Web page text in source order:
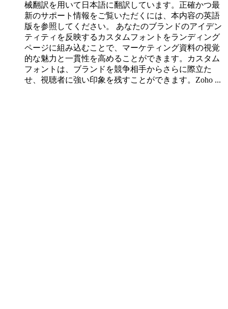
械翻訳を用いて日本語に翻訳しています。正確かつ最
新のサポート情報をご覧いただくには、本内容の英語
版を参照してください。 あなたのブランドのアイデン
ティティを反映するカスタムフォントをランディング
ページに組み込むことで、マーケティング資料の視覚
的な魅力と一貫性を高めることができます。カスタム
フォントは、ブランドを競争相手からさらに際立た
せ、視聴者に強い印象を残すことができます。Zoho ...